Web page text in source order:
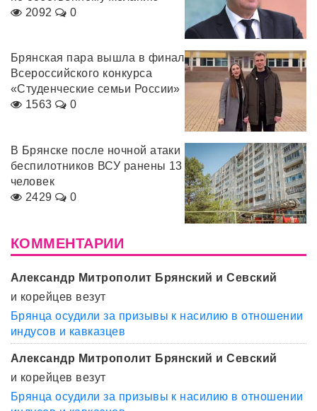
2092
0
Брянская пара вышла в финал
Всероссийского конкурса
«Студенческие семьи России»
1563
0
В Брянске после ночной атаки
беспилотников ВСУ ранены 13
человек
2429
0
КОММЕНТАРИИ
Александр Митрополит Брянский и Севский
и корейцев везут
Брянца осудили за призывы к насилию в отношении
индусов и кавказцев
Александр Митрополит Брянский и Севский
и корейцев везут
Брянца осудили за призывы к насилию в отношении